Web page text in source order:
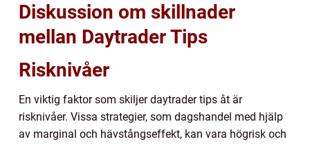
Diskussion om skillnader
mellan Daytrader Tips
Risknivåer
En viktig faktor som skiljer daytrader tips åt är
risknivåer. Vissa strategier, som dagshandel med hjälp
av marginal och hävstångseffekt, kan vara högrisk och